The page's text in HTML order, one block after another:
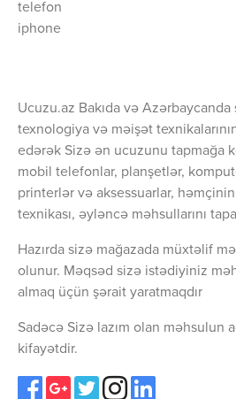
telefon
iphone
Ucuzu.az Bakıda və Azərbaycanda
texnologiya və məişət
edərək Sizə ən ucuzunu tapmağa
mobil telefonlar, planşetlər,
printerlər və aksessuarlar,
texnikası, əyləncə məhsullarını
Hazırda sizə mağazada müxtəlif
olunur. Məqsəd sizə istədiyiniz
almaq üçün şərait yaratmaqdır
Sadəcə Sizə lazım olan məhsulun
kifayətdir.